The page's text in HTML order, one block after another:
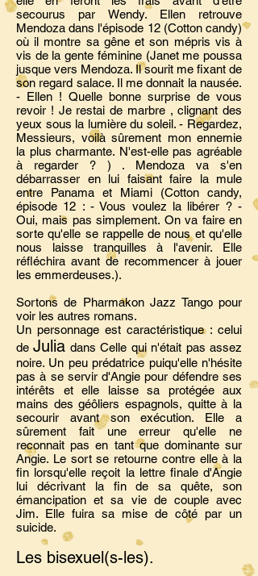
secourus par Wendy. Ellen retrouve
Mendoza dans l'épisode 12 (Cotton candy)
où il montre sa gêne et son mépris vis à
vis de la gente féminine (Janet me poussa
jusque vers Mendoza. Il sourit me fixant de
son regard salace. Il me donnait la nausée.
- Ellen ! Quelle bonne surprise de vous
revoir ! Je restai de marbre , clignant des
yeux sous la lumière du soleil. - Regardez,
Messieurs, voilà sûrement mon ennemie
la plus charmante. N'est-elle pas agréable
à regarder ? ) . Mendoza va s'en
débarrasser en lui faisant faire la mule
entre Panama et Miami (Cotton candy,
épisode 12 : - Vous voulez la libérer ? -
Oui, mais pas simplement. On va faire en
sorte qu'elle se rappelle de nous et qu'elle
nous laisse tranquilles à l'avenir. Elle
réfléchira avant de recommencer à jouer
les emmerdeuses.).
Sortons de Pharmakon Jazz Tango pour
voir les autres romans.
Un personnage est caractéristique : celui
deJulia dans Celle qui n'était pas assez
noire. Un peu prédatrice puiqu'elle n'hésite
pas à se servir d'Angie pour défendre ses
intérêts et elle laisse sa protégée aux
mains des géôliers espagnols, quitte à la
secourir avant son exécution. Elle a
sûrement fait une erreur qu'elle ne
reconnait pas en tant que dominante sur
Angie. Le sort se retourne contre elle à la
fin lorsqu'elle reçoit la lettre finale d'Angie
lui décrivant la fin de sa quête, son
émancipation et sa vie de couple avec
Jim. Elle fuira sa mise de côté par un
suicide.
Les bisexuel(s-les).